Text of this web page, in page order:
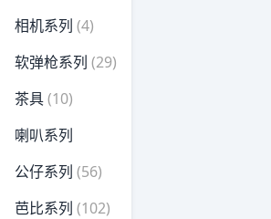
相机系列 (4)
软弹枪系列 (29)
茶具(10)
喇叭系列
公仔系列 (56)
芭比系列 (102)